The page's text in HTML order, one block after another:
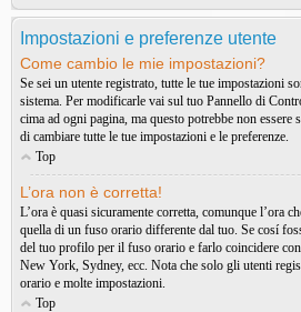
Impostazioni e preferenze utente
Come cambio le mie impostazioni?
Se sei un utente registrato, tutte le tue impostazioni
sistema. Per modificarle vai sul tuo Pannello di
cima ad ogni pagina, ma questo potrebbe non essere
di cambiare tutte le tue impostazioni e le preferenze.
Top
L’ora non è corretta!
L’ora è quasi sicuramente corretta, comunque l’ora
quella di un fuso orario differente dal tuo. Se cosí
del tuo profilo per il fuso orario e farlo coincidere
New York, Sydney, ecc. Nota che solo gli utenti
orario e molte impostazioni.
Top